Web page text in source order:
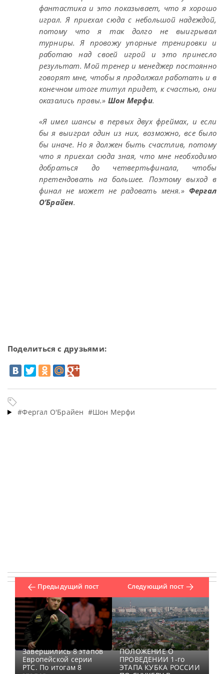
фантастика и это показывает, что я хорошо
играл. Я приехал сюда с небольшой надеждой,
потому что я так долго не выигрывал
турниры. Я провожу упорные тренировки и
работаю над своей игрой и это принесло
результат. Мой тренер и менеджер постоянно
говорят мне, чтобы я продолжал работать и в
конечном итоге титул придет, к счастью, они
оказались правы.» Шон Мерфи.
«Я имел шансы в первых двух фреймах, и если
бы я выиграл один из них, возможно, все было
бы иначе. Но я должен быть счастлив, потому
что я приехал сюда зная, что мне необходимо
добраться до четвертьфинала, чтобы
претендовать на большее. Поэтому выход в
финал не может не радовать меня.» Фергал
О’Брайен.
Поделиться с друзьями:
#Фергал О'Брайен #Шон Мерфи
Предыдущий пост
Завершились 8 этапов
Европейской серии
PTC. По итогам 8
Следующий пост
ПОЛОЖЕНИЕ О
ПРОВЕДЕНИИ 1-го
ЭТАПА КУБКА РОССИИ